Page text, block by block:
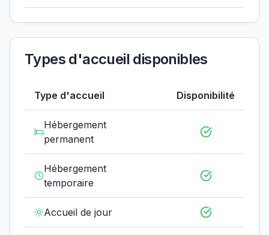
Types d'accueil disponibles
Type d'accueil Disponibilité
Hébergement
permanent
Hébergement
temporaire
Accueil de jour